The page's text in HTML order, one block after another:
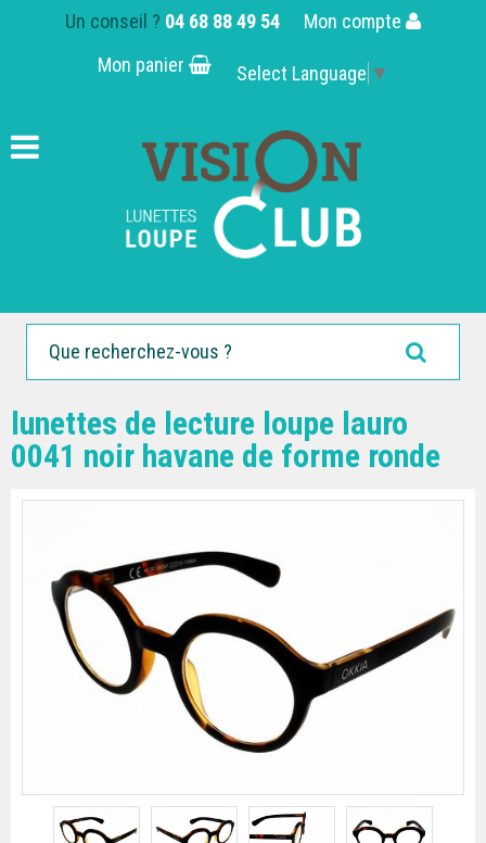
Un conseil ? 04 68 88 49 54
Mon compte
Mon panier
Select Language ▼
lunettes de lecture loupe lauro
0041 noir havane de forme ronde